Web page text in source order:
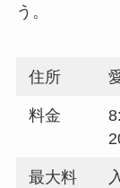
う。
住所
料金
最大料